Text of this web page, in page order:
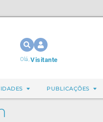
Olá,Visitante
PUBLICAÇÕES